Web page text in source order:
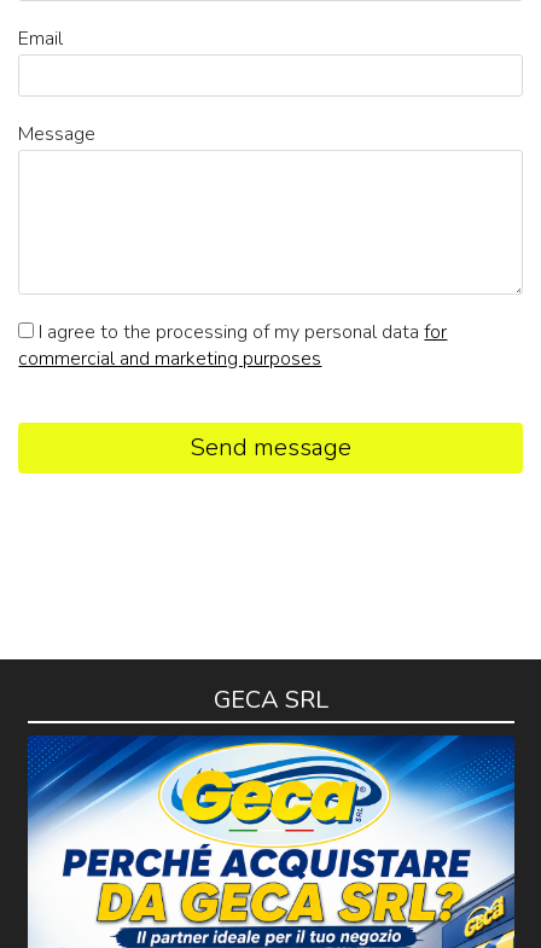
Email
Message
I agree to the processing of my personal datafor
commercial and marketing purposes
Send message
GECA SRL